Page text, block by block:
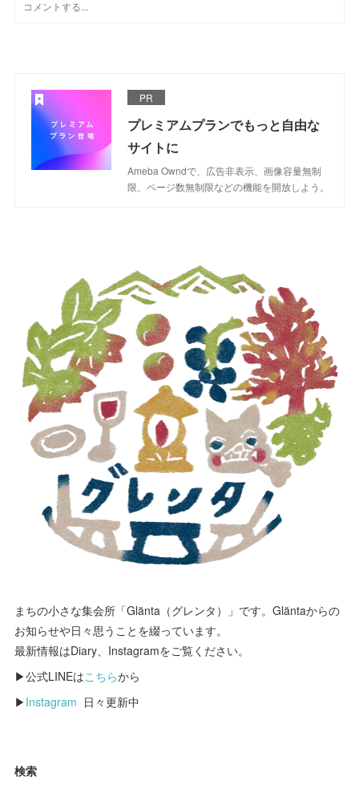
PR
プレミアムプランでもっと自由な
サイトに
Ameba Owndで、広告非表示、画像容量無制
限、ページ数無制限などの機能を開放しよう。
まちの小さな集会所「Glänta（グレンタ）」です。Gläntaからの
お知らせや日々思うことを綴っています。
最新情報はDiary、Instagramをご覧ください。
▶公式LINEはこちらから
▶ Instagram 日々更新中
検索